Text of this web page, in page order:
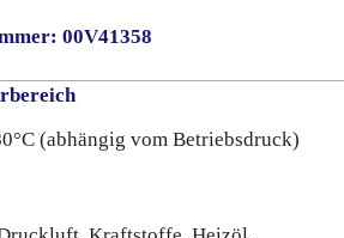
00V41358
(abhängig vom Betriebsdruck)